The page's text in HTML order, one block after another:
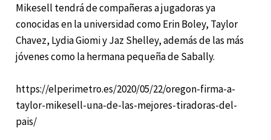
Mikesell tendrá de compañeras a jugadoras ya
conocidas en la universidad como Erin Boley, Taylor
Chavez, Lydia Giomi y Jaz Shelley, además de las más
jóvenes como la hermana pequeña de Sabally.
https://elperimetro.es/2020/05/22/oregon-firma-a-
taylor-mikesell-una-de-las-mejores-tiradoras-del-
pais/